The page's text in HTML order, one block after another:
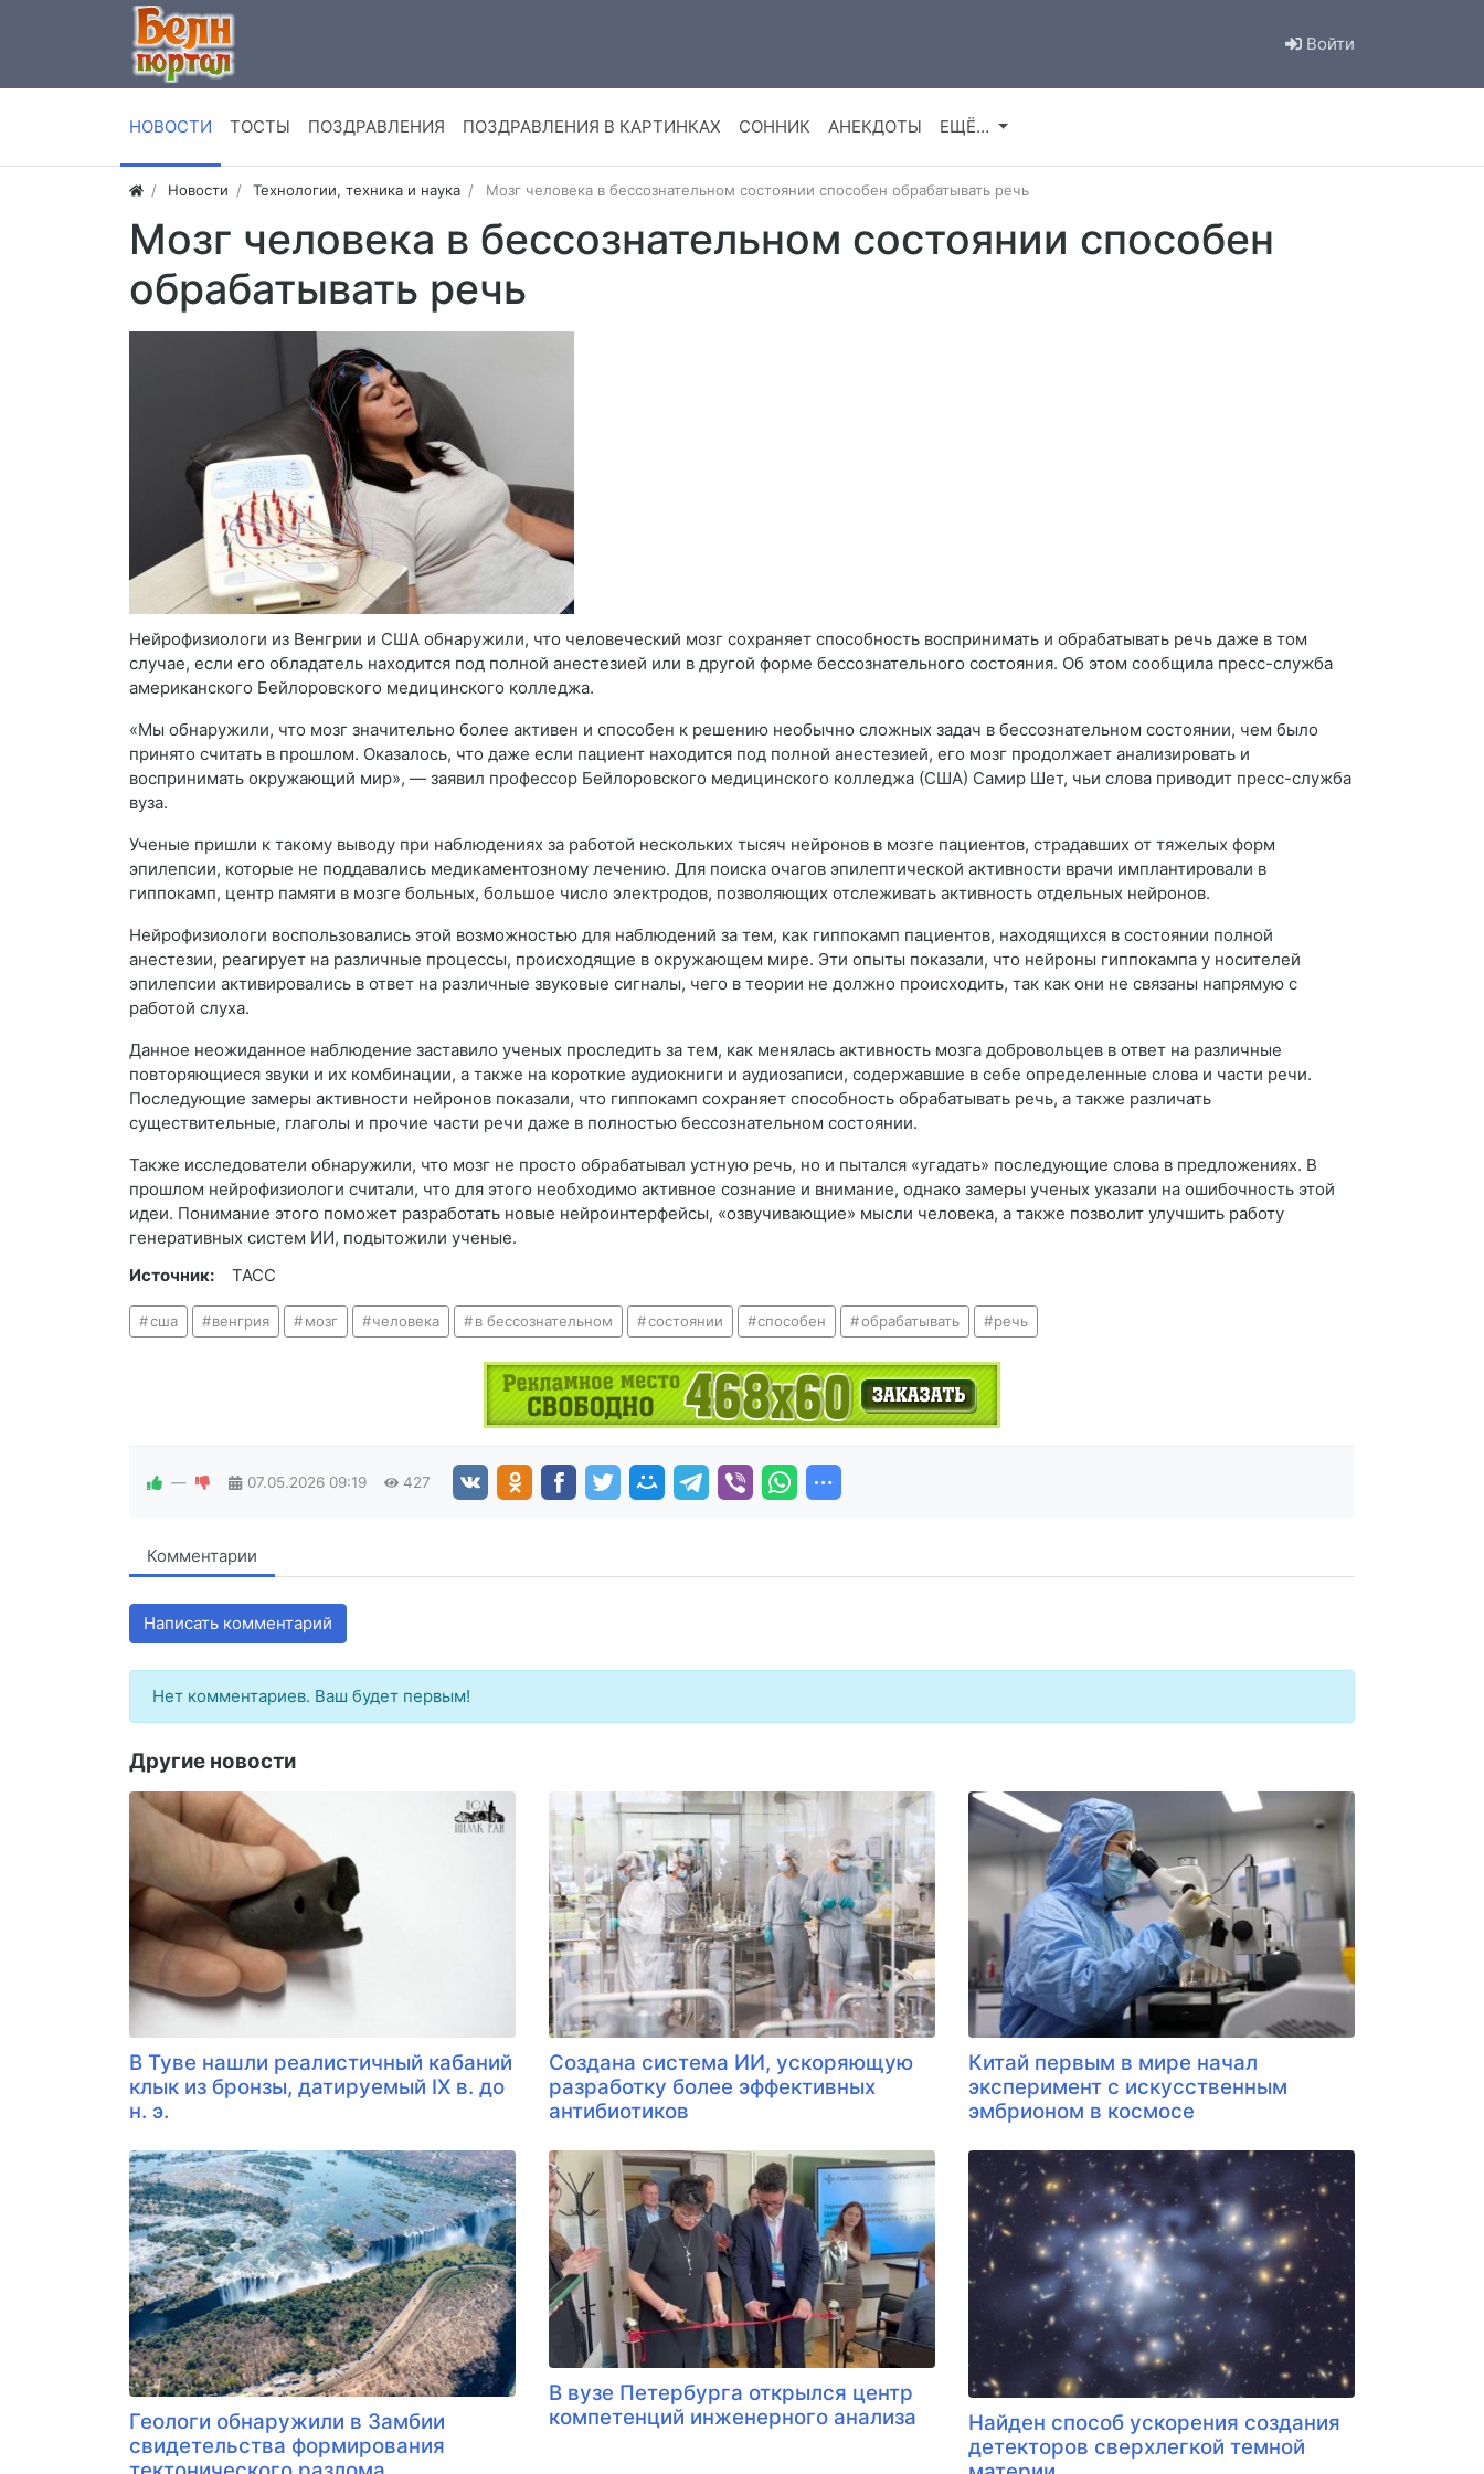
Войти
НОВОСТИ ТОСТЫ ПОЗДРАВЛЕНИЯ ПОЗДРАВЛЕНИЯ В КАРТИНКАХ СОННИК АНЕКДОТЫ ЕЩЁ…
Новости Технологии, техника и наука Мозг человека в бессознательном состоянии способен обрабатывать речь
Мозг человека в бессознательном состоянии способен
обрабатывать речь
Нейрофизиологи из Венгрии и США обнаружили, что человеческий мозг сохраняет способность воспринимать и обрабатывать речь даже в том
случае, если его обладатель находится под полной анестезией или в другой форме бессознательного состояния. Об этом сообщила пресс-служба
американского Бейлоровского медицинского колледжа.
«Мы обнаружили, что мозг значительно более активен и способен к решению необычно сложных задач в бессознательном состоянии, чем было
принято считать в прошлом. Оказалось, что даже если пациент находится под полной анестезией, его мозг продолжает анализировать и
воспринимать окружающий мир», — заявил профессор Бейлоровского медицинского колледжа (США) Самир Шет, чьи слова приводит пресс-служба
вуза.
Ученые пришли к такому выводу при наблюдениях за работой нескольких тысяч нейронов в мозге пациентов, страдавших от тяжелых форм
эпилепсии, которые не поддавались медикаментозному лечению. Для поиска очагов эпилептической активности врачи имплантировали в
гиппокамп, центр памяти в мозге больных, большое число электродов, позволяющих отслеживать активность отдельных нейронов.
Нейрофизиологи воспользовались этой возможностью для наблюдений за тем, как гиппокамп пациентов, находящихся в состоянии полной
анестезии, реагирует на различные процессы, происходящие в окружающем мире. Эти опыты показали, что нейроны гиппокампа у носителей
эпилепсии активировались в ответ на различные звуковые сигналы, чего в теории не должно происходить, так как они не связаны напрямую с
работой слуха.
Данное неожиданное наблюдение заставило ученых проследить за тем, как менялась активность мозга добровольцев в ответ на различные
повторяющиеся звуки и их комбинации, а также на короткие аудиокниги и аудиозаписи, содержавшие в себе определенные слова и части речи.
Последующие замеры активности нейронов показали, что гиппокамп сохраняет способность обрабатывать речь, а также различать
существительные, глаголы и прочие части речи даже в полностью бессознательном состоянии.
Также исследователи обнаружили, что мозг не просто обрабатывал устную речь, но и пытался «угадать» последующие слова в предложениях. В
прошлом нейрофизиологи считали, что для этого необходимо активное сознание и внимание, однако замеры ученых указали на ошибочность этой
идеи. Понимание этого поможет разработать новые нейроинтерфейсы, «озвучивающие» мысли человека, а также позволит улучшить работу
генеративных систем ИИ, подытожили ученые.
Источник:
ТАСС
сша венгрия мозг человека в бессознательном состоянии способен обрабатывать речь
— 07.05.2026 09:19 427
Комментарии
Написать комментарий
Нет комментариев. Ваш будет первым!
Другие новости
В Туве нашли реалистичный кабаний
клык из бронзы, датируемый IX в. до
н. э.
Создана система ИИ, ускоряющую
разработку более эффективных
антибиотиков
Китай первым в мире начал
эксперимент с искусственным
эмбрионом в космосе
Геологи обнаружили в Замбии
свидетельства формирования
В вузе Петербурга открылся центр
компетенций инженерного анализа
Найден способ ускорения создания
детекторов сверхлегкой темной